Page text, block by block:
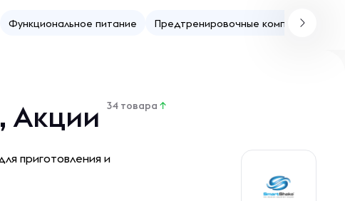
Функциональное питание Предтренировочные комплексы
Акции 34 товара ↑
приготовления и